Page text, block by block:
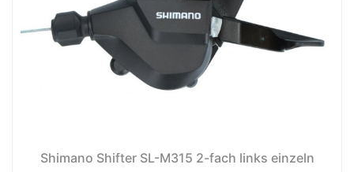
Shimano Shifter SL-M315 2-fach links einzeln